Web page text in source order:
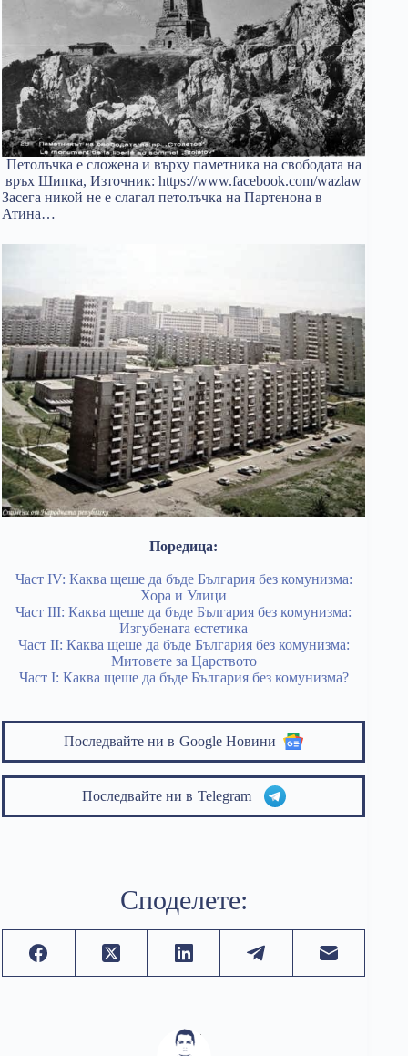
Петолъчка е сложена и върху паметника на свободата на
връх Шипка, Източник: https://www.facebook.com/wazlaw
Засега никой не е слагал петолъчка на Партенона в
Атина…
Поредица:
Част IV: Каква щеше да бъде България без комунизма:
Хора и Улици
Част III: Каква щеше да бъде България без комунизма:
Изгубената естетика
Част II: Каква щеше да бъде България без комунизма:
Митовете за Царството
Част I: Каква щеше да бъде България без комунизма?
Последвайте ни в Google Новини
Последвайте ни в Telegram
Споделете: